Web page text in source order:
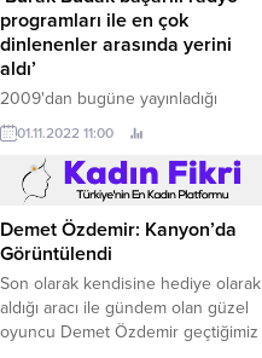
programları ile en çok
dinlenenler arasında yerini
aldı’
2009'dan bugüne yayınladığı
birbirinden güzel radyo programları
ile dikkatleri üzerine çeken ve
beğeniyle takip edilen, ünlü
radyocu Burak Budak, Fix Radyo'da
uzun süredir kendi adını
taşıyan 'Burak Budak'la Kayda
dinleyicilerinden tam not alıyor.
01.11.2022 11:00
Demet Özdemir: Kanyon’da
Görüntülendi
Son olarak kendisine hediye olarak
aldığı aracı ile gündem olan güzel
oyuncu Demet Özdemir geçtiğimiz